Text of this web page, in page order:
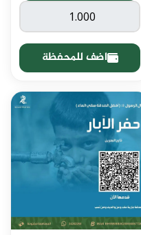
اضف للمحفظة